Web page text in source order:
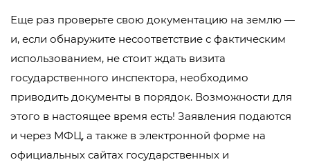
Еще раз проверьте свою документацию на землю —
и, если обнаружите несоответствие с фактическим
использованием, не стоит ждать визита
государственного инспектора, необходимо
приводить документы в порядок. Возможности для
этого в настоящее время есть! Заявления подаются
и через МФЦ, а также в электронной форме на
официальных сайтах государственных и